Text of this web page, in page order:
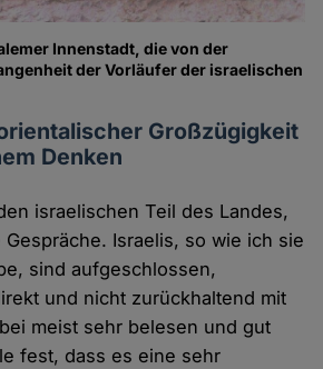
Innenstadt, die von der
der Vorläufer der israelischen
Großzügigkeit
Denken
israelischen Teil des Landes,
Israelis, so wie ich sie
sind aufgeschlossen,
und nicht zurückhaltend mit
meist sehr belesen und gut
fest, dass es eine sehr